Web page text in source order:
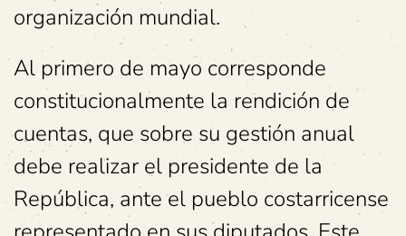
organización mundial.
Al primero de mayo corresponde
constitucionalmente la rendición de
cuentas, que sobre su gestión anual
debe realizar el presidente de la
República, ante el pueblo costarricense